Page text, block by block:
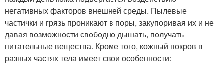
негативных факторов внешней среды. Пылевые
частички и грязь проникают в поры, закупоривая их и не
давая возможности свободно дышать, получать
питательные вещества. Кроме того, кожный покров в
разных частях тела имеет свои особенности: